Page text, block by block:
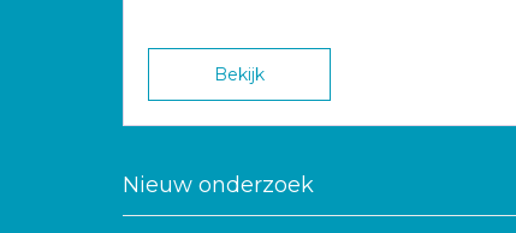
Bekijk
Nieuw onderzoek